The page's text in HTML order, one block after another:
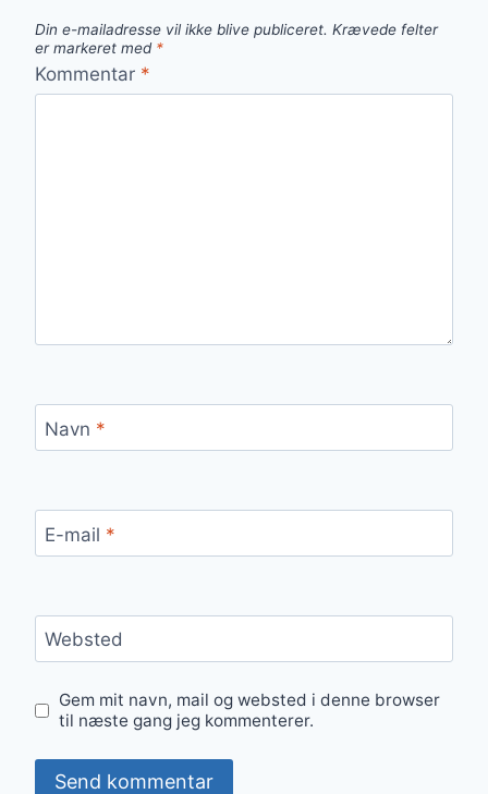
Din e-mailadresse vil ikke blive publiceret. Krævede felter
er markeret med *
Kommentar *
Navn *
E-mail *
Websted
Gem mit navn, mail og websted i denne browser
til næste gang jeg kommenterer.